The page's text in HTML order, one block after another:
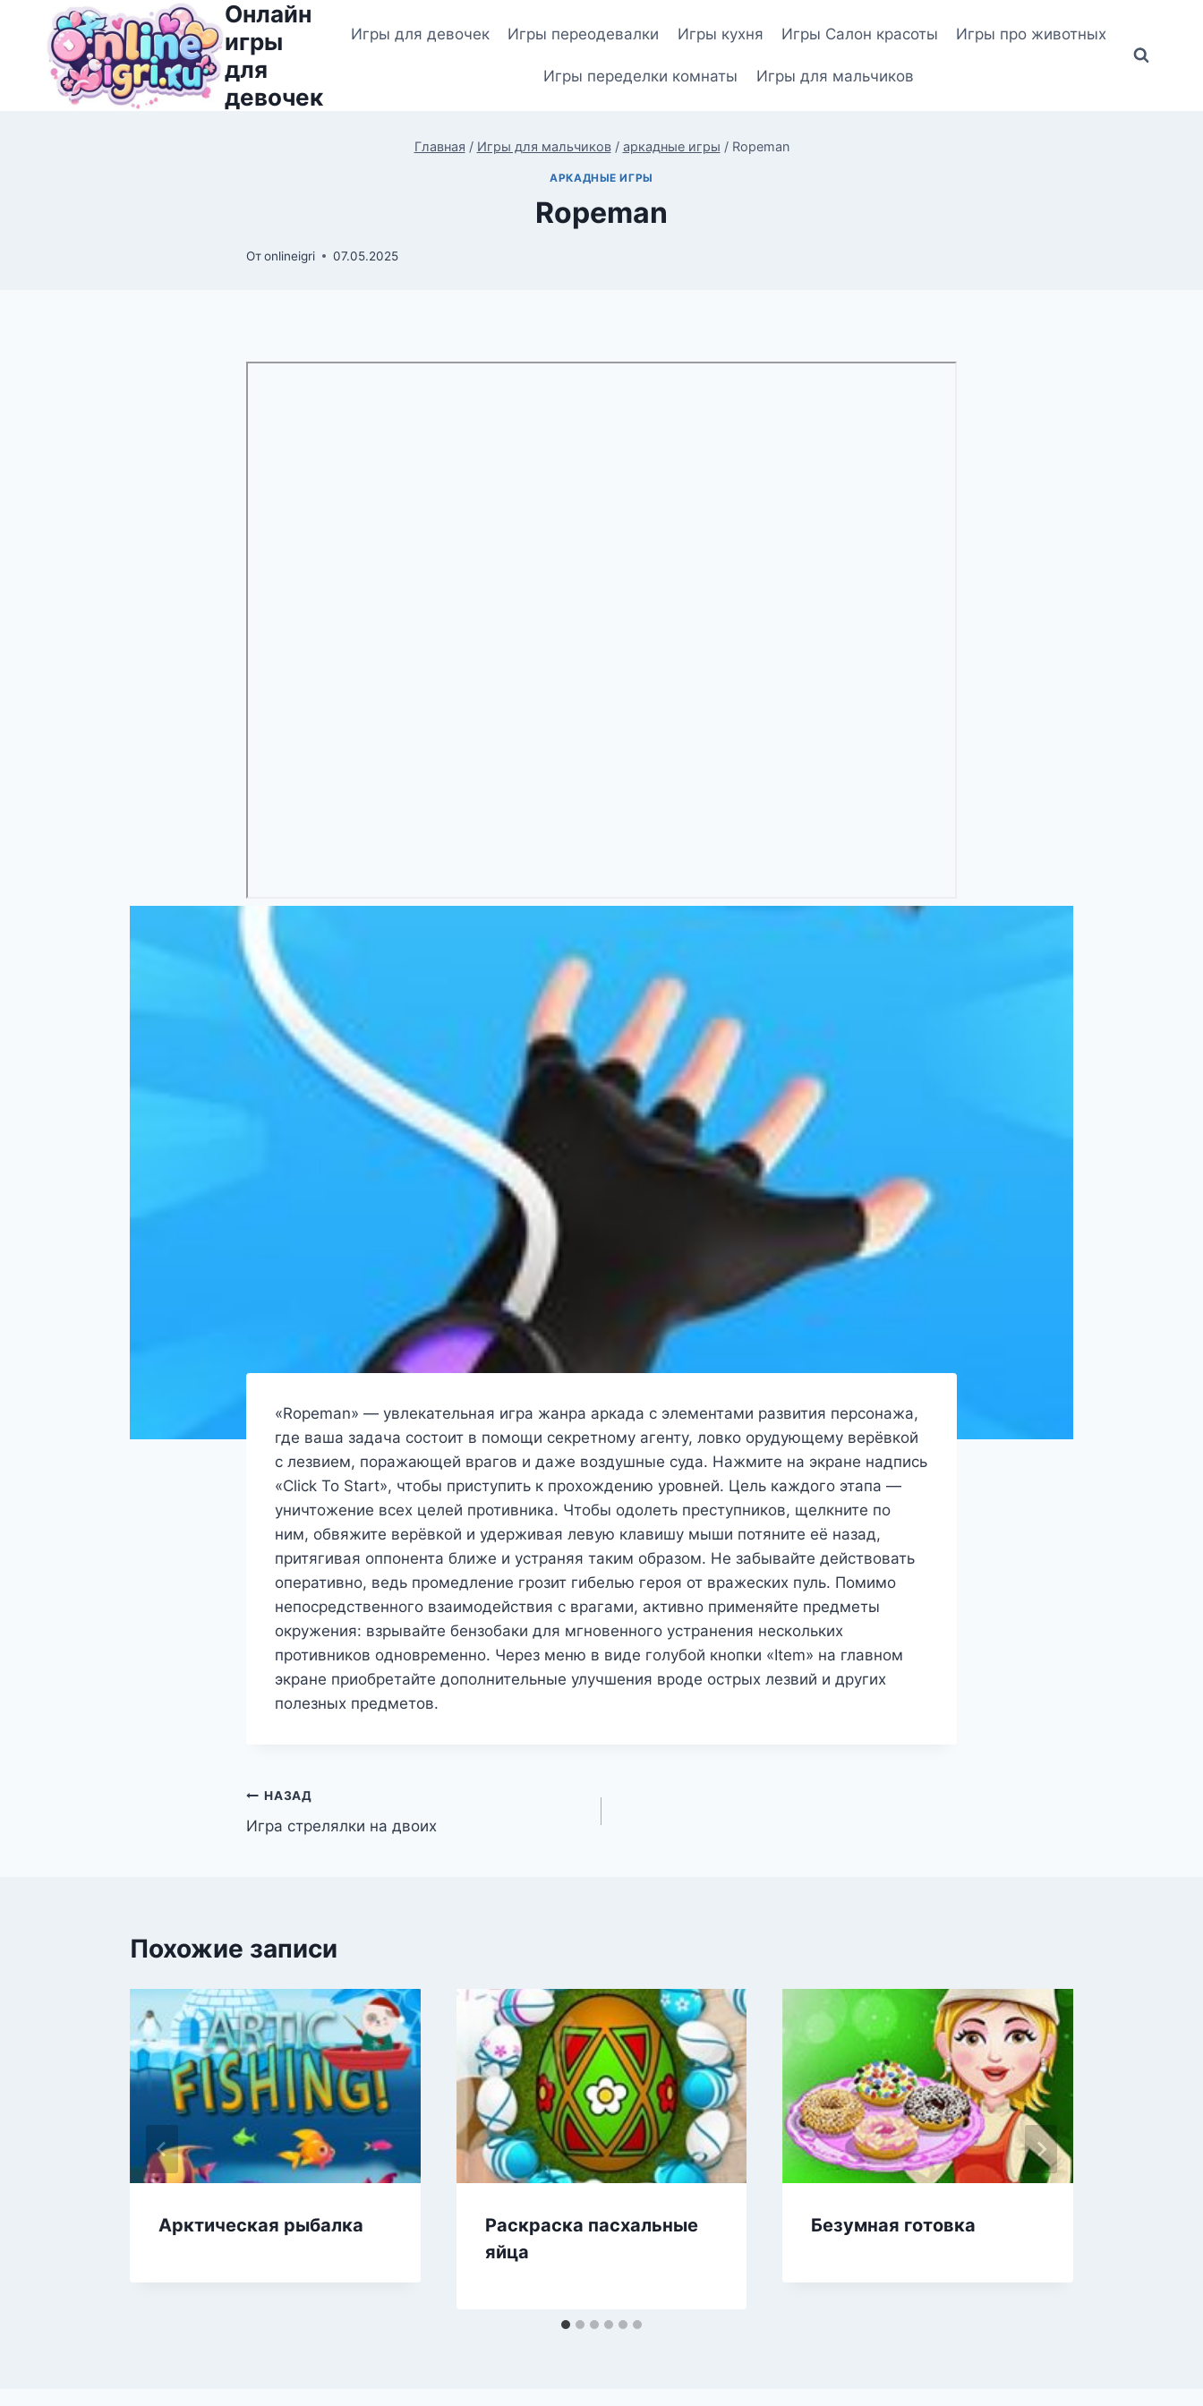
Перейти
содержимому
Онлайн
игры
для
девочек
Игры для девочек Игры переодевалки Игры кухня Игры Салон красоты Игры про животных
Игры переделки комнаты Игры для мальчиков
Главная / Игры для мальчиков / аркадные игры / Ropeman
АРКАДНЫЕ ИГРЫ
Ropeman
Отonlineigri 07.05.2025
«Ropeman» — увлекательная игра жанра аркада с элементами развития персонажа,
где ваша задача состоит в помощи секретному агенту, ловко орудующему верёвкой
с лезвием, поражающей врагов и даже воздушные суда. Нажмите на экране надпись
«Click To Start», чтобы приступить к прохождению уровней. Цель каждого этапа —
уничтожение всех целей противника. Чтобы одолеть преступников, щелкните по
ним, обвяжите верёвкой и удерживая левую клавишу мыши потяните её назад,
притягивая оппонента ближе и устраняя таким образом. Не забывайте действовать
оперативно, ведь промедление грозит гибелью героя от вражеских пуль. Помимо
непосредственного взаимодействия с врагами, активно применяйте предметы
окружения: взрывайте бензобаки для мгновенного устранения нескольких
противников одновременно. Через меню в виде голубой кнопки «Item» на главном
экране приобретайте дополнительные улучшения вроде острых лезвий и других
полезных предметов.
Навигация
по
НАЗАД
Игра стрелялки на двоих
Похожие записи
Арктическая рыбалка
Раскраска пасхальные
яйца
Безумная готовка